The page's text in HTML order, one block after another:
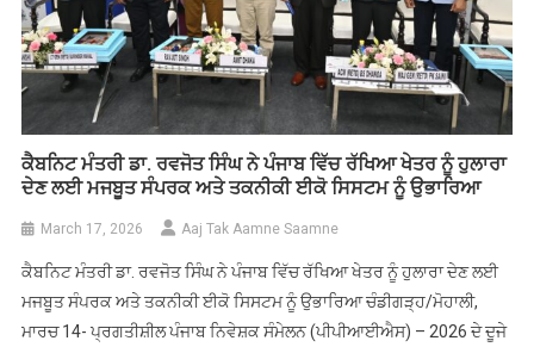
ਕੈਬਨਿਟ ਮੰਤਰੀ ਡਾ. ਰਵਜੋਤ ਸਿੰਘ ਨੇ ਪੰਜਾਬ ਵਿੱਚ ਰੱਖਿਆ ਖੇਤਰ ਨੂੰ ਹੁਲਾਰਾ
ਦੇਣ ਲਈ ਮਜਬੂਤ ਸੰਪਰਕ ਅਤੇ ਤਕਨੀਕੀ ਈਕੋ ਸਿਸਟਮ ਨੂੰ ਉਭਾਰਿਆ
March 17, 2026 Aaj Tak Aamne Saamne
ਕੈਬਨਿਟ ਮੰਤਰੀ ਡਾ. ਰਵਜੋਤ ਸਿੰਘ ਨੇ ਪੰਜਾਬ ਵਿੱਚ ਰੱਖਿਆ ਖੇਤਰ ਨੂੰ ਹੁਲਾਰਾ ਦੇਣ ਲਈ
ਮਜਬੂਤ ਸੰਪਰਕ ਅਤੇ ਤਕਨੀਕੀ ਈਕੋ ਸਿਸਟਮ ਨੂੰ ਉਭਾਰਿਆ ਚੰਡੀਗੜ੍ਹ/ਮੋਹਾਲੀ,
ਮਾਰਚ 14- ਪ੍ਰਗਤੀਸ਼ੀਲ ਪੰਜਾਬ ਨਿਵੇਸ਼ਕ ਸੰਮੇਲਨ (ਪੀਪੀਆਈਐਸ) – 2026 ਦੇ ਦੂਜੇ